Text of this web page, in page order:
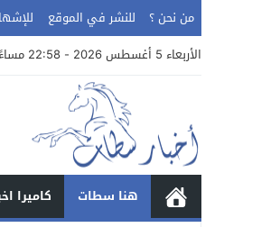
من نحن ؟ للنشر في الموقع
الأربعاء 5 أغسطس 2026 - 22:58 مساءً
هنا سطات كاميرا